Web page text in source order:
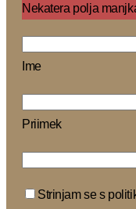
Nekatera polja
Ime
Priimek
Strinjam se s